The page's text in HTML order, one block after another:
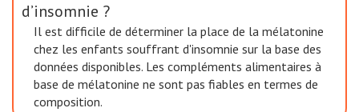
d’insomnie ?
Il est difficile de déterminer la place de la mélatonine
chez les enfants souffrant d'insomnie sur la base des
données disponibles. Les compléments alimentaires à
base de mélatonine ne sont pas fiables en termes de
composition.